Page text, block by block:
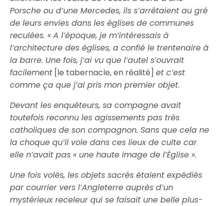
Porsche ou d’une Mercedes, ils s’arrêtaient au gré
de leurs envies dans les églises de communes
reculées. « A l’époque, je m’intéressais à
l’architecture des églises, a confié le trentenaire à
la barre. Une fois, j’ai vu que l’autel s’ouvrait
facilement [le tabernacle, en réalité]et c’est
comme ça que j’ai pris mon premier objet.
Devant les enquêteurs, sa compagne avait
toutefois reconnu les agissements pas très
catholiques de son compagnon. Sans que cela ne
la choque qu’il vole dans ces lieux de culte car
elle n’avait pas « une haute image de l’Église ».
Une fois volés, les objets sacrés étaient expédiés
par courrier vers l’Angleterre auprès d’un
mystérieux receleur qui se faisait une belle plus-